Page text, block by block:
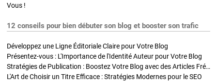
Vous !
12 conseils pour bien débuter son blog et booster son trafic
Développez une Ligne Éditoriale Claire pour Votre Blog
Présentez-vous : L'Importance de l'Identité Auteur pour Votre Blog
Stratégies de Publication : Boostez Votre Blog avec des Articles Fréquents et Exclusifs
L'Art de Choisir un Titre Efficace : Stratégies Modernes pour le SEO